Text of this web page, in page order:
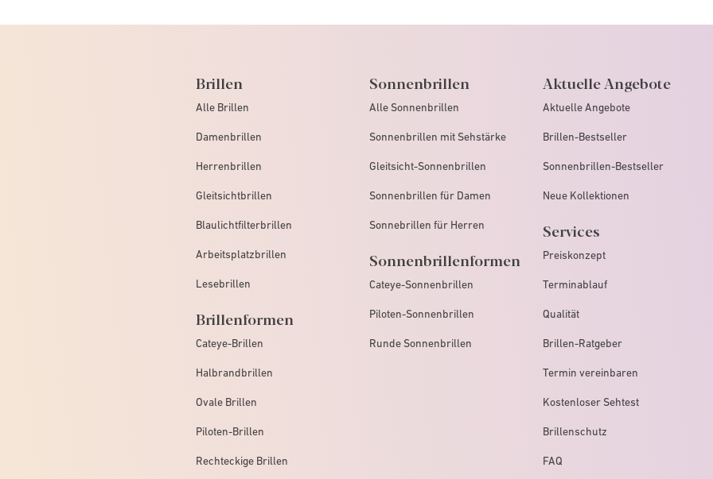
Brillen
Alle Brillen
Damenbrillen
Herrenbrillen
Gleitsichtbrillen
Blaulichtfilterbrillen
Arbeitsplatzbrillen
Lesebrillen
Brillenformen
Cateye-Brillen
Halbrandbrillen
Ovale Brillen
Piloten-Brillen
Rechteckige Brillen
Sonnenbrillen
Alle Sonnenbrillen
Sonnenbrillen mit Sehstärke
Gleitsicht-Sonnenbrillen
Sonnenbrillen für Damen
Sonnebrillen für Herren
Sonnenbrillenformen
Cateye-Sonnenbrillen
Piloten-Sonnenbrillen
Runde Sonnenbrillen
Aktuelle Angebote
Aktuelle Angebote
Brillen-Bestseller
Sonnenbrillen-Bestseller
Neue Kollektionen
Services
Preiskonzept
Terminablauf
Qualität
Brillen-Ratgeber
Termin vereinbaren
Kostenloser Sehtest
Brillenschutz
FAQ